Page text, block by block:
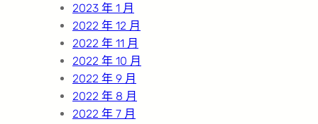
2023 年 1 月
2022 年 12 月
2022 年 11 月
2022 年 10 月
2022 年 9 月
2022 年 8 月
2022 年 7 月